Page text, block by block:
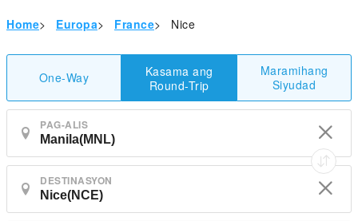
Home> Europa> France> Nice
One-Way
Kasama ang
Round-Trip
Maramihang
Siyudad
PAG-ALIS
DESTINASYON